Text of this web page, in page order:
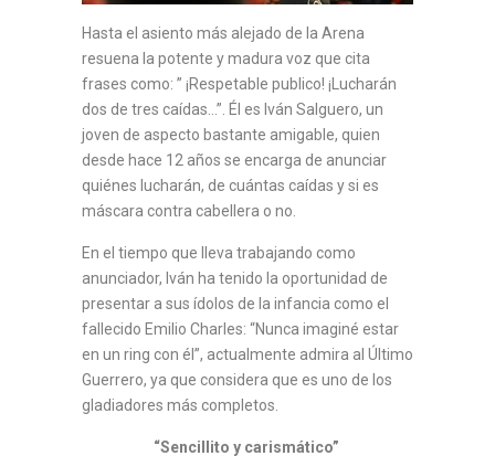
Hasta el asiento más alejado de la Arena
resuena la potente y madura voz que cita
frases como: ” ¡Respetable publico! ¡Lucharán
dos de tres caídas…”. Él es Iván Salguero, un
joven de aspecto bastante amigable, quien
desde hace 12 años se encarga de anunciar
quiénes lucharán, de cuántas caídas y si es
máscara contra cabellera o no.
En el tiempo que lleva trabajando como
anunciador, Iván ha tenido la oportunidad de
presentar a sus ídolos de la infancia como el
fallecido Emilio Charles: “Nunca imaginé estar
en un ring con él”, actualmente admira al Último
Guerrero, ya que considera que es uno de los
gladiadores más completos.
“Sencillito y carismático”